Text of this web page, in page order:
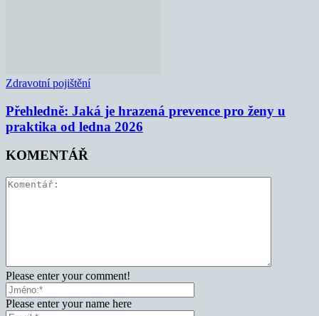
Zdravotní pojištění
Přehledně: Jaká je hrazená prevence pro ženy u
praktika od ledna 2026
KOMENTÁŘ
Please enter your comment!
Please enter your name here